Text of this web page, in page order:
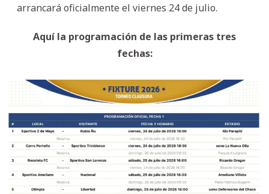
arrancará oficialmente el viernes 24 de julio.
Aquí la programación de las primeras tres
fechas: